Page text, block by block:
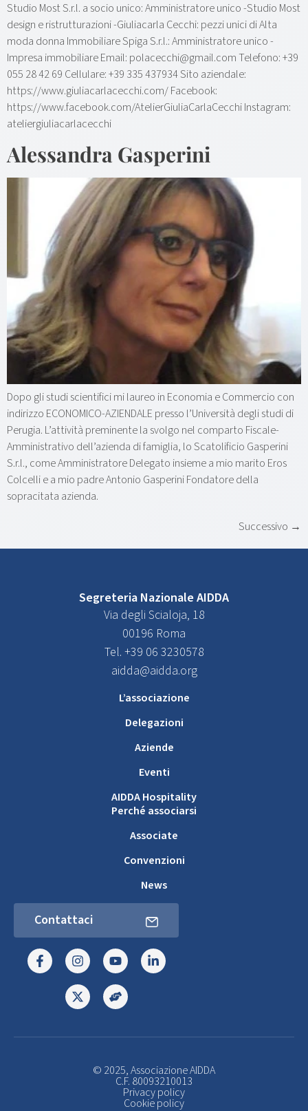
Studio Most S.r.l. a socio unico: Amministratore unico -Studio Most
design e ristrutturazioni -Giuliacarla Cecchi: pezzi unici di Alta
moda donna Immobiliare Spiga S.r.l.: Amministratore unico -
Impresa immobiliare Email: polacecchi@gmail.com Telefono: +39
055 28 42 69 Cellulare: +39 335 437934 Sito aziendale:
https://www.giuliacarlacecchi.com/ Facebook:
https://www.facebook.com/AtelierGiuliaCarlaCecchi Instagram:
ateliergiuliacarlacecchi
Alessandra Gasperini
Dopo gli studi scientifici mi laureo in Economia e Commercio con
indirizzo ECONOMICO-AZIENDALE presso l’Università degli studi di
Perugia. L’attività preminente la svolgo nel comparto Fiscale-
Amministrativo dell’azienda di famiglia, lo Scatolificio Gasperini
S.r.l., come Amministratore Delegato insieme a mio marito Eros
Colcelli e a mio padre Antonio Gasperini Fondatore della
sopracitata azienda.
Successivo →
Segreteria Nazionale AIDDA
Via degli Scialoja, 18
00196 Roma
Tel. +39 06 3230578
aidda@aidda.org
L’associazione
Delegazioni
Aziende
Eventi
AIDDA Hospitality
Perché associarsi
Associate
Convenzioni
News
Contattaci
© 2025, Associazione AIDDA
C.F. 80093210013
Privacy policy
Cookie policy